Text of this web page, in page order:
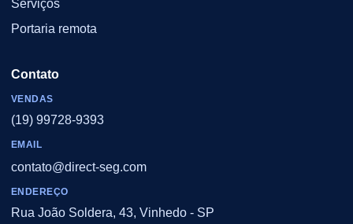
Serviços
Portaria remota
Contato
VENDAS
(19) 99728-9393
EMAIL
contato@direct-seg.com
ENDEREÇO
Rua João Soldera, 43, Vinhedo - SP